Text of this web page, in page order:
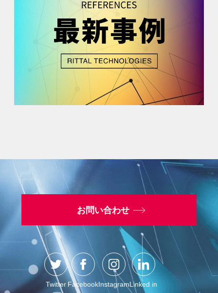
お問い合わせ
Twitter FacebookInstagramLinked in